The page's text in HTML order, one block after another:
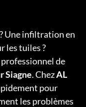
Une infiltration en
les tuiles ?
de
Siagne. ChezAL
pour
les problèmes